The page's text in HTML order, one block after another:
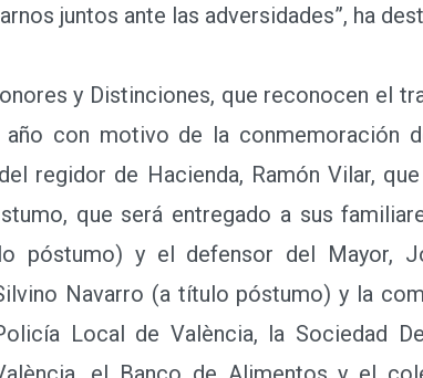
juntos ante las adversidades”, ha
y Distinciones, que reconocen el
año con motivo de la conmemoración
regidor de Hacienda, Ramón Vilar,
que será entregado a sus
póstumo) y el defensor del Mayor,
Navarro (a título póstumo) y la
Local de València, la Sociedad